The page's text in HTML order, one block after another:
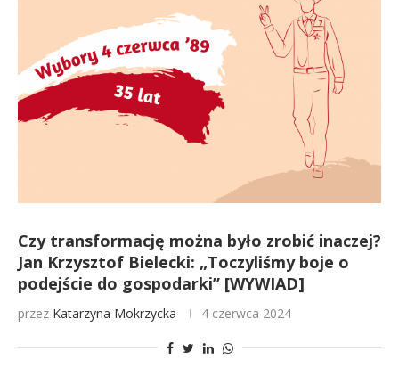
Czy transformację można było zrobić inaczej?
Jan Krzysztof Bielecki: „Toczyliśmy boje o
podejście do gospodarki” [WYWIAD]
przez Katarzyna Mokrzycka 4 czerwca 2024